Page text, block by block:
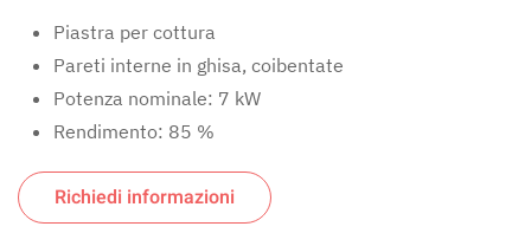
Piastra per cottura
Pareti interne in ghisa, coibentate
Potenza nominale: 7 kW
Rendimento: 85 %
Richiedi informazioni